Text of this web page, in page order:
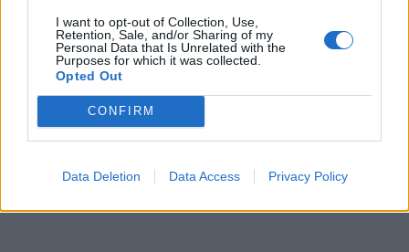
I want to opt-out of Collection, Use,
Retention, Sale, and/or Sharing of my
Personal Data that Is Unrelated with the
Purposes for which it was collected.
Opted Out
CONFIRM
Data Deletion Data Access Privacy Policy